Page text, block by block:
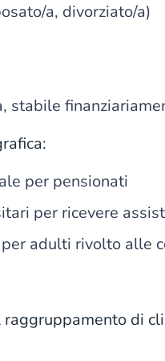
a, divorziato/a)
stabile
per pensionati
per ricevere
adulti rivolto alle
di